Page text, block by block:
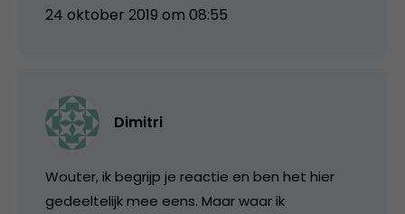
24 oktober 2019 om 08:55
Dimitri
Wouter, ik begrijp je reactie en ben het hier
gedeeltelijk mee eens. Maar waar ik